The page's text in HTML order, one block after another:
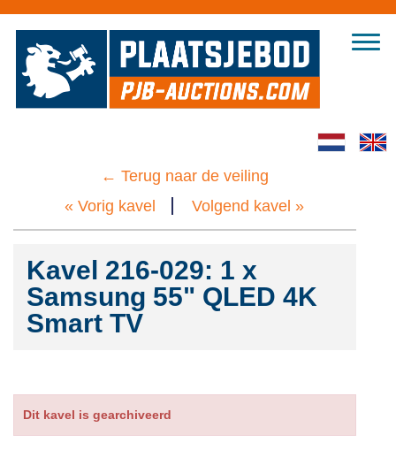
Registreren
Home
Alle veilingen
Hoe te bieden
FAQs
← Terug naar de veiling
« Vorig kavel
Volgend kavel »
Kavel 216-029: 1 x
Samsung 55" QLED 4K
Smart TV
Dit kavel is gearchiveerd